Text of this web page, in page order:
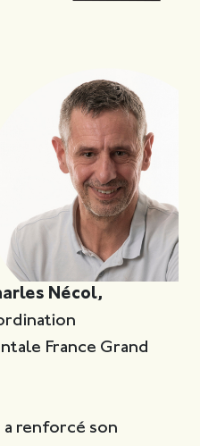
Nécol,
France Grand
a renforcé son